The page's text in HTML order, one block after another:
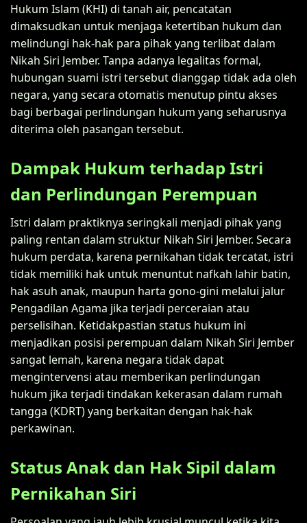
Hukum Islam (KHI) di tanah air, pencatatan
dimaksudkan untuk menjaga ketertiban hukum dan
melindungi hak-hak para pihak yang terlibat dalam
Nikah Siri Jember. Tanpa adanya legalitas formal,
hubungan suami istri tersebut dianggap tidak ada oleh
negara, yang secara otomatis menutup pintu akses
bagi berbagai perlindungan hukum yang seharusnya
diterima oleh pasangan tersebut.
Dampak Hukum terhadap Istri
dan Perlindungan Perempuan
Istri dalam praktiknya seringkali menjadi pihak yang
paling rentan dalam struktur Nikah Siri Jember. Secara
hukum perdata, karena pernikahan tidak tercatat, istri
tidak memiliki hak untuk menuntut nafkah lahir batin,
hak asuh anak, maupun harta gono-gini melalui jalur
Pengadilan Agama jika terjadi perceraian atau
perselisihan. Ketidakpastian status hukum ini
menjadikan posisi perempuan dalam Nikah Siri Jember
sangat lemah, karena negara tidak dapat
mengintervensi atau memberikan perlindungan
hukum jika terjadi tindakan kekerasan dalam rumah
tangga (KDRT) yang berkaitan dengan hak-hak
perkawinan.
Status Anak dan Hak Sipil dalam
Pernikahan Siri